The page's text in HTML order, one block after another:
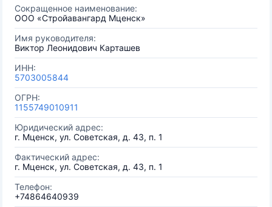
Сокращенное наименование:
ООО «Стройавангард Мценск»
Имя руководителя:
Виктор Леонидович Карташев
ИНН:
5703005844
ОГРН:
1155749010911
Юридический адрес:
г. Мценск, ул. Советская, д. 43, п. 1
Фактический адрес:
г. Мценск, ул. Советская, д. 43, п. 1
Телефон:
+74864640939